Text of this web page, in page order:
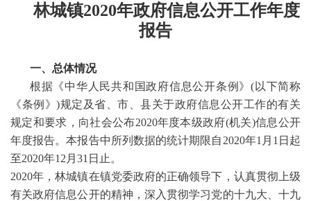
林城镇2020年政府信息公开工作年度
报告
一、总体情况
根据《中华人民共和国政府信息公开条例》(以下简称
《条例》)规定及省、市、县关于政府信息公开工作的有关
规定和要求，向社会公布2020年度本级政府(机关)信息公开
年度报告。本报告中所列数据的统计期限自2020年1月1日起
至2020年12月31日止。
2020年，林城镇在镇党委政府的正确领导下，认真贯彻上级
有关政府信息公开的精神，深入贯彻学习党的十九大、十九